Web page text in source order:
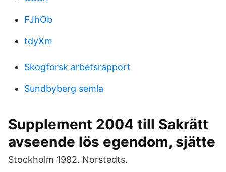
FJhOb
tdyXm
Skogforsk arbetsrapport
Sundbyberg semla
Supplement 2004 till Sakrätt
avseende lös egendom, sjätte
Stockholm 1982. Norstedts.